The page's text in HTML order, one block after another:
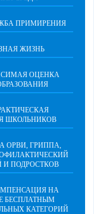
ПРИМИРЕНИЯ
ЖИЗНЬ
ОЦЕНКА
ШКОЛЬНИКОВ
ОРВИ, ГРИППА,
И ПОДРОСТКОВ
НА
БЕСПЛАТНЫМ
КАТЕГОРИЙ